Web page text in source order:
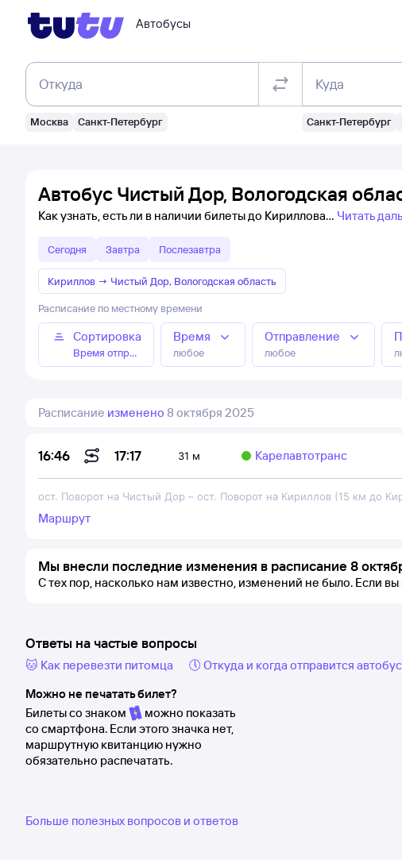
Автобусы
Откуда
Москва Санкт-Петербург
Куда
Санкт-Петербург
Автобус Чистый Дор, Вологодская
Как узнать, есть ли в наличии билеты до Кириллова Читать
Сегодня Завтра Послезавтра
Кириллов → Чистый Дор, Вологодская область
Расписание по местному времени
Сортировка
Время отправления
Время
любое
Отправление
любое
Расписание изменено 8 октября 2025
16:46 17:17 31 м Карелавтотранс
ост. Поворот на Чистый Дор – ост. Поворот на Кириллов (15 км до
Маршрут
Мы внесли последние изменения в расписание 8
С тех пор, насколько нам известно, изменений не было. Если
Ответы на частые вопросы
🐱 Как перевезти питомца 🕔 Откуда и когда отправится автобус
Можно не печатать билет?
Билеты со знаком
можно показать
со смартфона. Если этого значка нет,
маршрутную квитанцию нужно
обязательно распечатать.
Больше полезных вопросов и ответов